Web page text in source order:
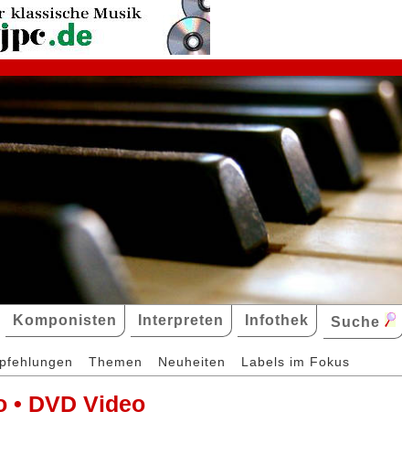
Komponisten Interpreten Infothek Suche
Themen Neuheiten Labels im Fokus
• DVD Video